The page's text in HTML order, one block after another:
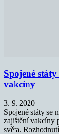
Spojené
vakcíny
3. 9. 2020
Spojené státy se
zajištění vakcíny
světa.